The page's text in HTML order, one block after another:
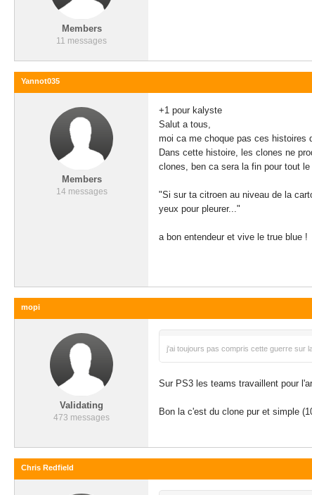
Members
11 messages
Yannot035
Members
14 messages
+1 pour kalyste
Salut a tous,
moi ca me choque pas ces histoires
Dans cette histoire, les clones ne
clones, ben ca sera la fin pour tout
"Si sur ta citroen au niveau de la
yeux pour pleurer..."
a bon entendeur et vive le true blue !
mopi
Validating
473 messages
j'ai toujours pas compris cette guerre sur
Sur PS3 les teams travaillent pour
Bon la c'est du clone pur et simple
Chris Redfield